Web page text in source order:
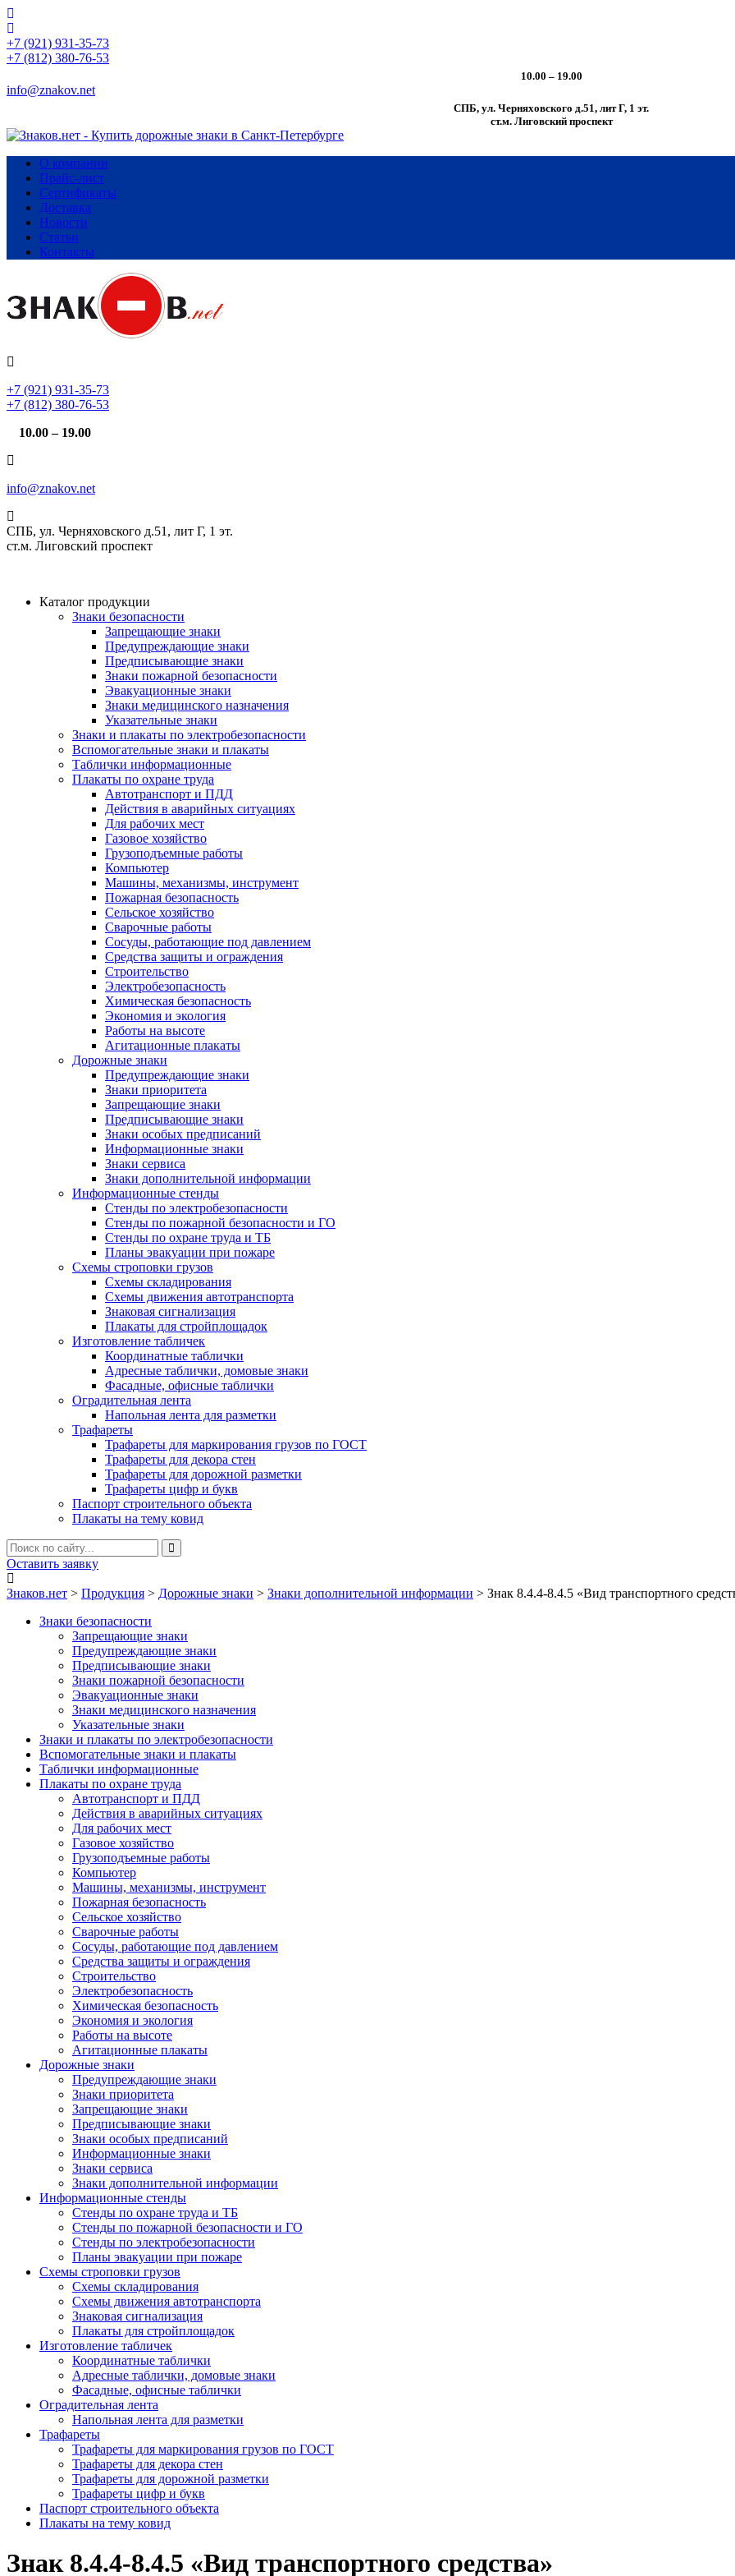
+7 (921) 931-35-73
+7 (812) 380-76-53
10.00 – 19.00
info@znakov.net
СПБ, ул. Черняховского д.51, лит Г, 1 эт.
cт.м. Лиговский проспект
О компании
Прайс-лист
Сертификаты
Доставка
Новости
Статьи
Контакты
+7 (921) 931-35-73
+7 (812) 380-76-53
10.00 – 19.00
info@znakov.net
СПБ, ул. Черняховского д.51, лит Г, 1 эт.
cт.м. Лиговский проспект
Каталог продукции
Знаки безопасности
Запрещающие знаки
Предупреждающие знаки
Предписывающие знаки
Знаки пожарной безопасности
Эвакуационные знаки
Знаки медицинского назначения
Указательные знаки
Знаки и плакаты по электробезопасности
Вспомогательные знаки и плакаты
Таблички информационные
Плакаты по охране труда
Автотранспорт и ПДД
Действия в аварийных ситуациях
Для рабочих мест
Газовое хозяйство
Грузоподъемные работы
Компьютер
Машины, механизмы, инструмент
Пожарная безопасность
Сельское хозяйство
Сварочные работы
Сосуды, работающие под давлением
Средства защиты и ограждения
Строительство
Электробезопасность
Химическая безопасность
Экономия и экология
Работы на высоте
Агитационные плакаты
Дорожные знаки
Предупреждающие знаки
Знаки приоритета
Запрещающие знаки
Предписывающие знаки
Знаки особых предписаний
Информационные знаки
Знаки сервиса
Знаки дополнительной информации
Информационные стенды
Стенды по электробезопасности
Стенды по пожарной безопасности и ГО
Стенды по охране труда и ТБ
Планы эвакуации при пожаре
Схемы строповки грузов
Схемы складирования
Схемы движения автотранспорта
Знаковая сигнализация
Плакаты для стройплощадок
Изготовление табличек
Координатные таблички
Адресные таблички, домовые знаки
Фасадные, офисные таблички
Оградительная лента
Напольная лента для разметки
Трафареты
Трафареты для маркирования грузов по ГОСТ
Трафареты для декора стен
Трафареты для дорожной разметки
Трафареты цифр и букв
Паспорт строительного объекта
Плакаты на тему ковид
Оставить заявку
Знаков.нет > Продукция > Дорожные знаки > Знаки дополнительной информации > Знак 8.4.4-8.4.5 «Вид транспортного
Знаки безопасности
Запрещающие знаки
Предупреждающие знаки
Предписывающие знаки
Знаки пожарной безопасности
Эвакуационные знаки
Знаки медицинского назначения
Указательные знаки
Знаки и плакаты по электробезопасности
Вспомогательные знаки и плакаты
Таблички информационные
Плакаты по охране труда
Автотранспорт и ПДД
Действия в аварийных ситуациях
Для рабочих мест
Газовое хозяйство
Грузоподъемные работы
Компьютер
Машины, механизмы, инструмент
Пожарная безопасность
Сельское хозяйство
Сварочные работы
Сосуды, работающие под давлением
Средства защиты и ограждения
Строительство
Электробезопасность
Химическая безопасность
Экономия и экология
Работы на высоте
Агитационные плакаты
Дорожные знаки
Предупреждающие знаки
Знаки приоритета
Запрещающие знаки
Предписывающие знаки
Знаки особых предписаний
Информационные знаки
Знаки сервиса
Знаки дополнительной информации
Информационные стенды
Стенды по охране труда и ТБ
Стенды по пожарной безопасности и ГО
Стенды по электробезопасности
Планы эвакуации при пожаре
Схемы строповки грузов
Схемы складирования
Схемы движения автотранспорта
Знаковая сигнализация
Плакаты для стройплощадок
Изготовление табличек
Координатные таблички
Адресные таблички, домовые знаки
Фасадные, офисные таблички
Оградительная лента
Напольная лента для разметки
Трафареты
Трафареты для маркирования грузов по ГОСТ
Трафареты для декора стен
Трафареты для дорожной разметки
Трафареты цифр и букв
Паспорт строительного объекта
Плакаты на тему ковид
Знак 8.4.4-8.4.5 «Вид транспортного средства»